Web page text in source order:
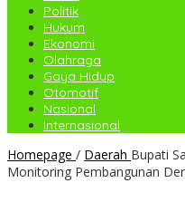
Politik
Hukum
Ekonomi
Olahraga
Gaya Hidup
Otomotif
Nasional
Internasional
Homepage / Daerah Bupati
Monitoring Pembangunan